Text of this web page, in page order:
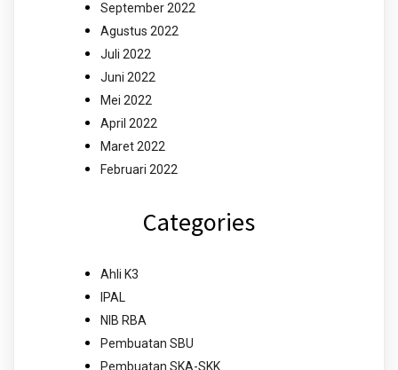
September 2022
Agustus 2022
Juli 2022
Juni 2022
Mei 2022
April 2022
Maret 2022
Februari 2022
Categories
Ahli K3
IPAL
NIB RBA
Pembuatan SBU
Pembuatan SKA-SKK